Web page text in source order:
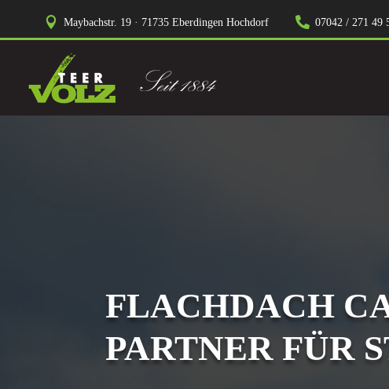
 Maybachstr. 19 · 71735 Eberdingen Hochdorf  07042 / 271 49
FLACHDACH
PARTNER FÜR